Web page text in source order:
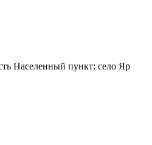
Населенный пункт: село Яр